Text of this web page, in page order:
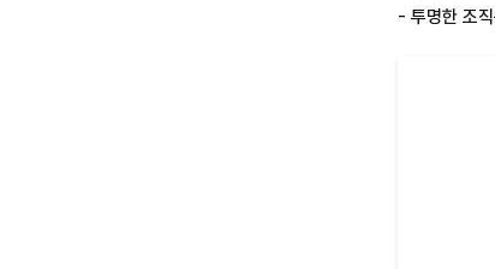
- 투명한 조